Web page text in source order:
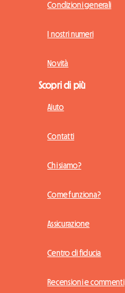
Condizioni generali
I nostri numeri
Novità
Scopri di più
Aiuto
Contatti
Chi siamo?
Come funziona?
Assicurazione
Centro di fiducia
Recensioni e commenti